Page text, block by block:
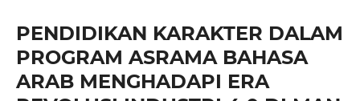
PENDIDIKAN KARAKTER DALAM
PROGRAM ASRAMA BAHASA
ARAB MENGHADAPI ERA